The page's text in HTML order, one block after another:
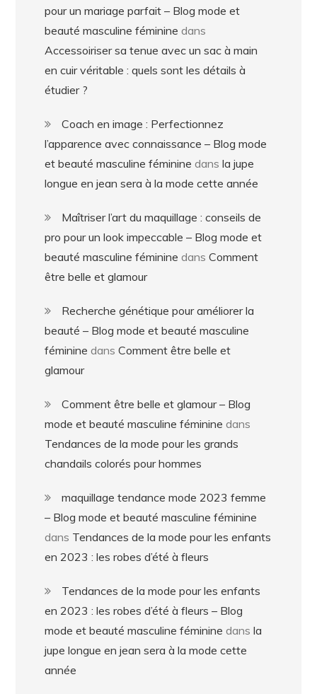
pour un mariage parfait – Blog mode et
beauté masculine féminine dans
Accessoiriser sa tenue avec un sac à main
en cuir véritable : quels sont les détails à
étudier ?
Coach en image : Perfectionnez
l’apparence avec connaissance – Blog mode
et beauté masculine féminine dansla jupe
longue en jean sera à la mode cette année
Maîtriser l’art du maquillage : conseils de
pro pour un look impeccable – Blog mode et
beauté masculine féminine dansComment
être belle et glamour
Recherche génétique pour améliorer la
beauté – Blog mode et beauté masculine
féminine dansComment être belle et
glamour
Comment être belle et glamour – Blog
mode et beauté masculine féminine dans
Tendances de la mode pour les grands
chandails colorés pour hommes
maquillage tendance mode 2023 femme
– Blog mode et beauté masculine féminine
dans Tendances de la mode pour les enfants
en 2023 : les robes d’été à fleurs
Tendances de la mode pour les enfants
en 2023 : les robes d’été à fleurs – Blog
mode et beauté masculine féminine dansla
jupe longue en jean sera à la mode cette
année